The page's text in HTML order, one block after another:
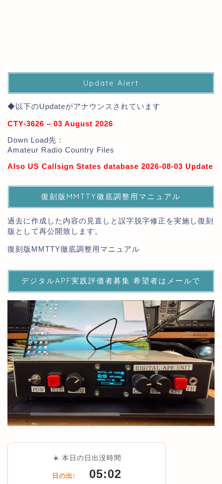
Update Alert
◆以下のUpdateがアナウンスされています
CTY-3626 – 03 August 2026
Down Load先：
Amateur Radio Country Files
Also US Callsign States database 2026-08-03 Update
復刻版MMTTY徹底調整用マニュアル
過去に作成した内容の見直しと誤字脱字修正を実施し復刻
版として再公開致します。
復刻版MMTTY徹底調整用マニュアル
デジタルAPF実践評価者募集 希望者はメールで
☀️ 本日の日出没時間
日の出: 05:02